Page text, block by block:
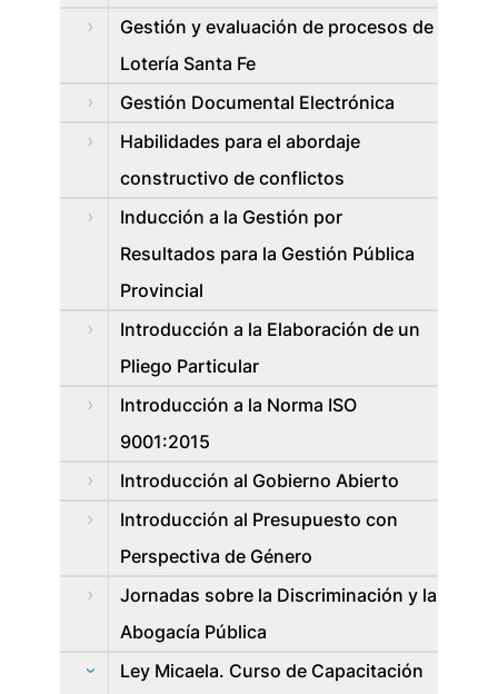
Gestión y evaluación de procesos de
Lotería Santa Fe
Gestión Documental Electrónica
Habilidades para el abordaje
constructivo de conflictos
Inducción a la Gestión por
Resultados para la Gestión Pública
Provincial
Introducción a la Elaboración de un
Pliego Particular
Introducción a la Norma ISO
9001:2015
Introducción al Gobierno Abierto
Introducción al Presupuesto con
Perspectiva de Género
Jornadas sobre la Discriminación y la
Abogacía Pública
Ley Micaela. Curso de Capacitación